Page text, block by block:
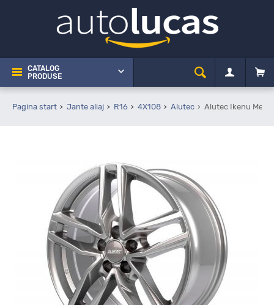
CATALOG
PRODUSE
Pagina start Jante aliaj R16 4X108 Alutec Alutec Ikenu